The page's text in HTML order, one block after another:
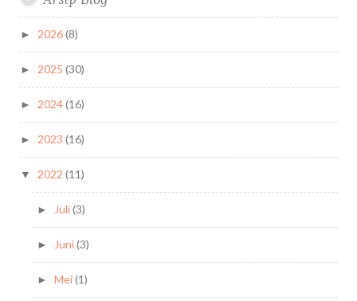
a
► 2026(8)
► 2025 (30)
► 2024(16)
► 2023 (16)
▼ 2022 (11)
► Juli(3)
► Juni(3)
► Mei(1)